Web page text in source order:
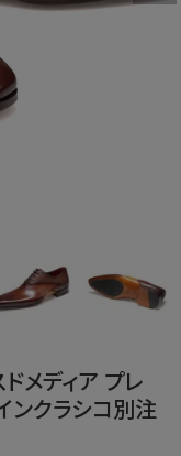
メディア プレ
ンクラシコ別注